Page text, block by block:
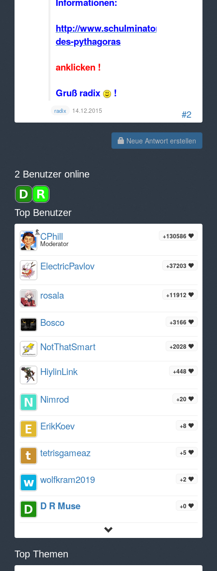
#2
http://www.schulminator.com/
des-pythagoras
anklicken !
Gruß radix
!
radix 14.12.2015
Neue Antwort erstellen
2 Benutzer online
Top Benutzer
+130586
CPhill
Moderator
+37203
ElectricPavlov
+11912
rosala
+3166
Bosco
+2028
NotThatSmart
+448
HiylinLink
+20
Nimrod
+8
ErikKoev
+5
tetrisgameaz
+2
wolfkram2019
+0
D R Muse
Top Themen